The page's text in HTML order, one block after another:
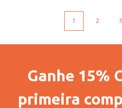
1 2 3
Ganhe 15%
primeira